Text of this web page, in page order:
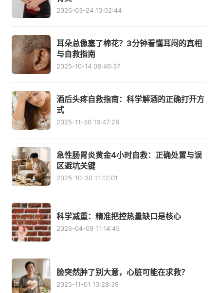
2026-03-24 13:02:44
耳朵总像塞了棉花？3分钟看懂耳闷的真相
与自救指南
2025-10-14 08:46:37
酒后头疼自救指南：科学解酒的正确打开方
式
2025-11-30 16:47:28
急性肠胃炎黄金4小时自救：正确处置与误
区避坑关键
2025-10-30 11:12:01
科学减重：精准把控热量缺口是核心
2026-04-09 11:14:45
脸突然肿了别大意，心脏可能在求救？
2025-11-01 13:28:39